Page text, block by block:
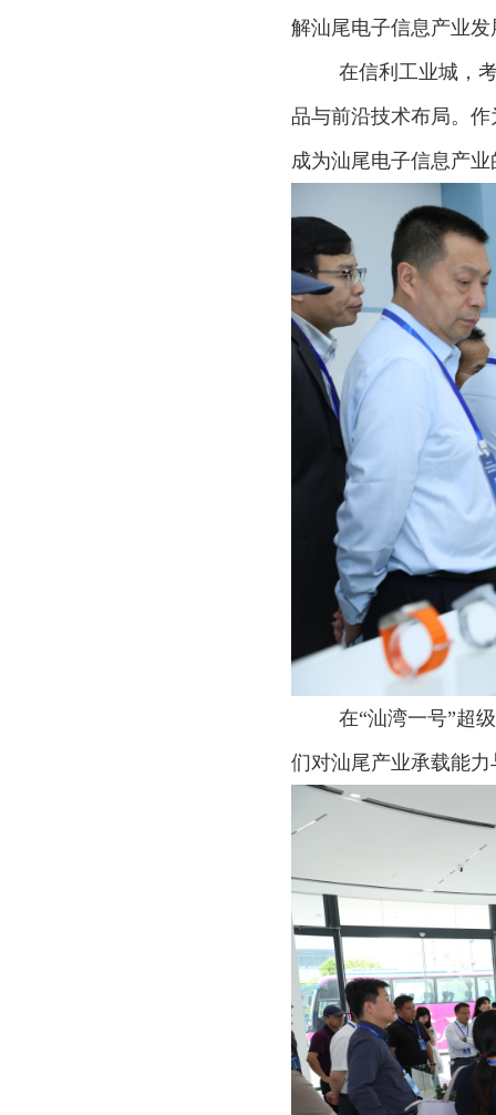
解汕尾电子信息产业
在信利工业城，
品与前沿技术布局。
成为汕尾电子信息产业
在“汕湾一号”超
们对汕尾产业承载能